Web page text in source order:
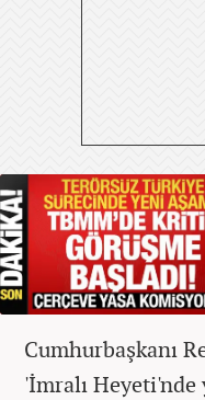
Cumhurbaşkanı
'İmralı